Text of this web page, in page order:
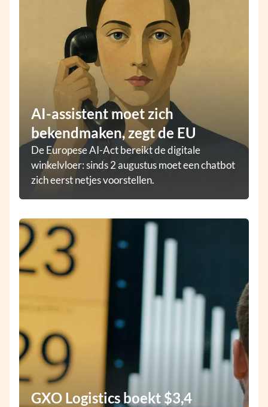
AI-assistent moet zich
bekendmaken, zegt de EU
De Europese AI-Act bereikt de digitale
winkelvloer: sinds 2 augustus moet een chatbot
zich eerst netjes voorstellen.
GXO Logistics boekt $3,4